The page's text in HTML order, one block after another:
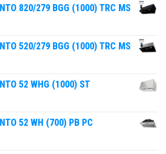
820/279 BGG (1000) TRC MS
520/279 BGG (1000) TRC MS
52 WHG (1000) ST
52 WH (700) PB PC